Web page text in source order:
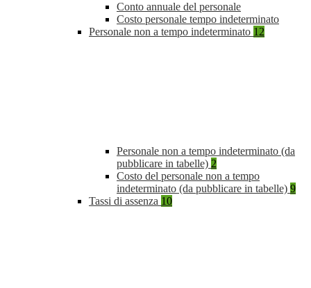
Conto annuale del personale
Costo personale tempo indeterminato
Personale non a tempo indeterminato 12
Personale non a tempo indeterminato (da
pubblicare in tabelle) 2
Costo del personale non a tempo
indeterminato (da pubblicare in tabelle) 9
Tassi di assenza 10